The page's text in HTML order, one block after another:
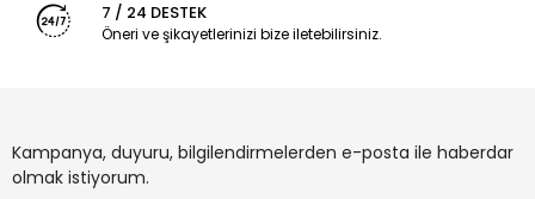
7 / 24 DESTEK
Öneri ve şikayetlerinizi bize iletebilirsiniz.
Kampanya, duyuru, bilgilendirmelerden e-posta ile haberdar
olmak istiyorum.